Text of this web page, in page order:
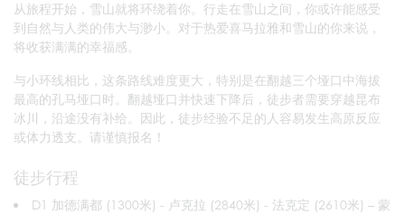
从旅程开始，雪山就将环绕着你。行走在雪山之间，你或许能感受
到自然与人类的伟大与渺小。对于热爱喜马拉雅和雪山的你来说，
将收获满满的幸福感。
与小环线相比，这条路线难度更大，特别是在翻越三个垭口中海拔
最高的孔马垭口时。翻越垭口并快速下降后，徒步者需要穿越昆布
冰川，沿途没有补给。因此，徒步经验不足的人容易发生高原反应
或体力透支。请谨慎报名！
徒步行程
D1 加德满都 (1300米) - 卢克拉 (2840米) - 法克定 (2610米) – 蒙